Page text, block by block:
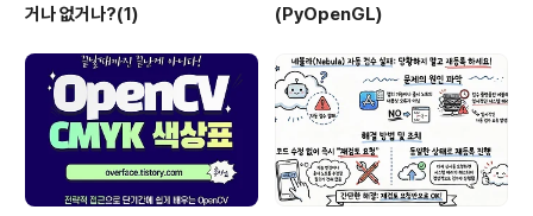
거나 없거나?(1)
(PyOpenGL)